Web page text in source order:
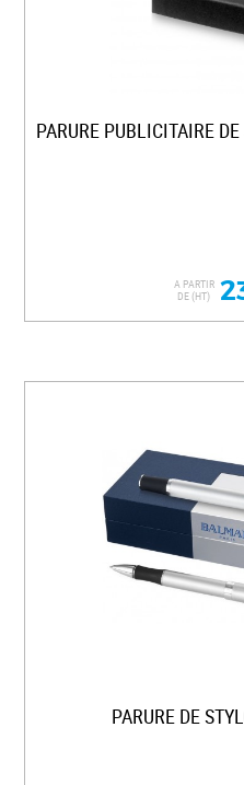
A PARTIR
DE (HT)
PARURE DE